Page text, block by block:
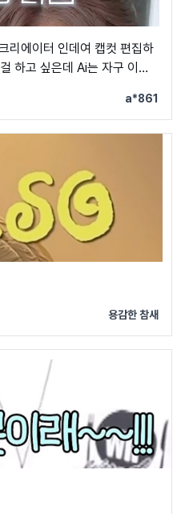
인데여 캡컷 편집하
데 Ai는 자구 이상
a*861
용감한 참새